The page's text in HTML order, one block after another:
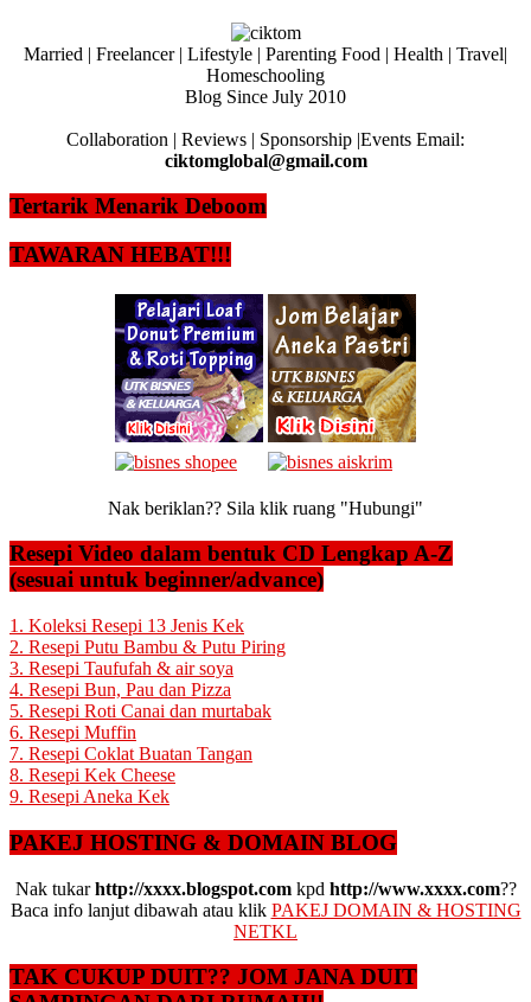
Married | Freelancer | Lifestyle | Parenting Food | Health | Travel|
Homeschooling
Blog Since July 2010
Collaboration | Reviews | Sponsorship |Events Email:
ciktomglobal@gmail.com
Tertarik Menarik Deboom
TAWARAN HEBAT!!!
Nak beriklan?? Sila klik ruang "Hubungi"
Resepi Video dalam bentuk CD Lengkap A-Z
(sesuai untuk beginner/advance)
1. Koleksi Resepi 13 Jenis Kek
2. Resepi Putu Bambu & Putu Piring
3. Resepi Taufufah & air soya
4. Resepi Bun, Pau dan Pizza
5. Resepi Roti Canai dan murtabak
6. Resepi Muffin
7. Resepi Coklat Buatan Tangan
8. Resepi Kek Cheese
9. Resepi Aneka Kek
PAKEJ HOSTING & DOMAIN BLOG
Nak tukarhttp://xxxx.blogspot.comkpd http://www.xxxx.com??
Baca info lanjut dibawah atau klik PAKEJ DOMAIN & HOSTING
NETKL
TAK CUKUP DUIT?? JOM JANA DUIT